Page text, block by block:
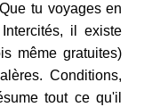
tu voyages en
il existe
même gratuites)
Conditions,
tout ce qu'il